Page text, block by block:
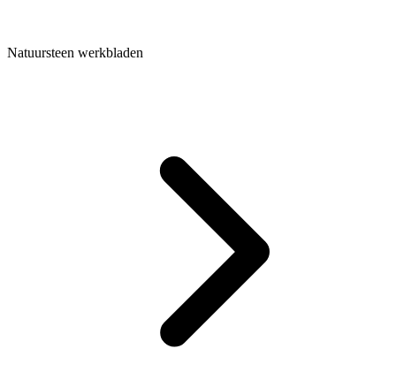
Natuursteen werkbladen